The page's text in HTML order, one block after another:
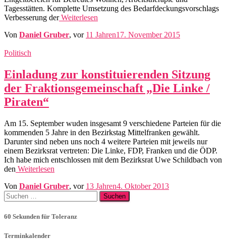
Tagesstätten. Komplette Umsetzung des Bedarfdeckungsvorschlags
Verbesserung derWeiterlesen
Von Daniel Gruber, vor 11 Jahren17. November 2015
Politisch
Einladung zur konstituierenden Sitzung
der Fraktionsgemeinschaft „Die Linke /
Piraten“
Am 15. September wuden insgesamt 9 verschiedene Parteien für die
kommenden 5 Jahre in den Bezirkstag Mittelfranken gewählt.
Darunter sind neben uns noch 4 weitere Parteien mit jeweils nur
einem Bezirksrat vertreten: Die Linke, FDP, Franken und die ÖDP.
Ich habe mich entschlossen mit dem Bezirksrat Uwe Schildbach von
den Weiterlesen
Von Daniel Gruber, vor 13 Jahren4. Oktober 2013
Suchen
nach:
60 Sekunden für Toleranz
Terminkalender